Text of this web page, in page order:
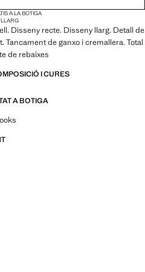
A LA BOTIGA
LLARG
Disseny recte. Disseny llarg. Detall de
Tancament de ganxo i cremallera. Total
de rebaixes
I CURES
A BOTIGA
looks, peces i tendències